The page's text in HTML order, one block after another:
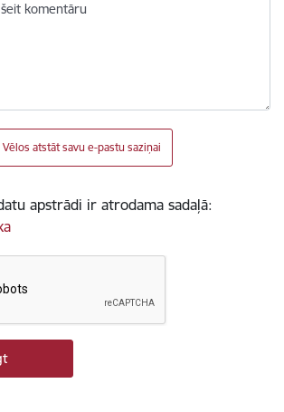
komentāru
Vēlos atstāt savu e-pastu saziņai
apstrādi ir atrodama sadaļā: